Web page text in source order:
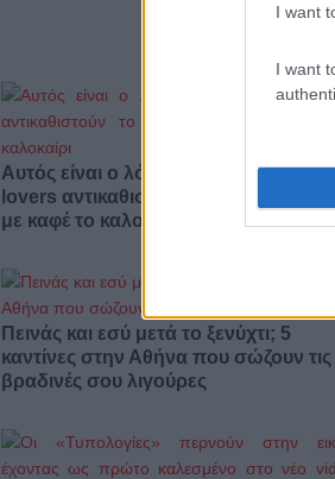
I want
I want
Αυτός είναι ο λόγος που οι beauty
lovers αντικαθιστούν το μαύρο μολύβι
με καφέ το καλοκαίρι
Πεινάς και εσύ μετά το ξενύχτι; 5
καντίνες στην Αθήνα που σώζουν τις
βραδινές σου λιγούρες